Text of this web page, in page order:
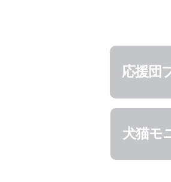
応援団
犬猫モ